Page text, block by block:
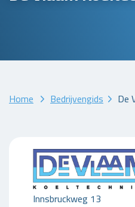
Home Bedrijvengids De
Innsbruckweg 13